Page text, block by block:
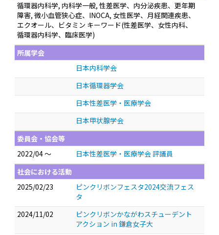
循環器内科学, 内科学一般, 性差医学、内分泌疾患、更年期
障害, 微小血管狭心症、INOCA, 女性医学、月経関連疾患、
エクオール、ビタミン キーワード(性差医学、女性内科、
循環器内科学、臨床医学)
所属学会
日本内科学会
日本循環器学会
日本性差医学・医療学会
日本甲状腺学会
委員会・協会等
2022/04 ～
日本性差医学・医療学会 評議員
社会における活動
2025/02/23
ピンクリボンフェスタ2024交流フェス
タ
2024/11/02
ピンクリボンかながわスチューデント
アクション in 鎌倉女子大